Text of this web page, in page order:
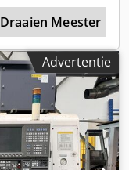
Draaien Meester
Advertentie